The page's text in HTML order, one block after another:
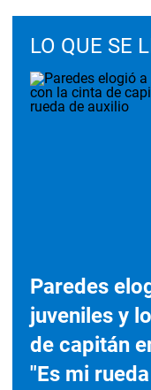
LO QUE SE
Paredes
juveniles y
de capitán
"Es mi